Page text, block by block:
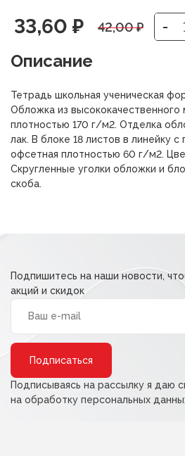
42,00₽
Первоначальная
цена
составляла
42,00 ₽.
33,60 ₽
Текущая
цена:
33,60 ₽.
-
Описание
Тетрадь школьная ученическая
Обложка из высококачественного
плотностью 170 г/м2. Отделка
лак. В блоке 18 листов в линейку с
офсетная плотностью 60 г/м2.
Скругленные уголки обложки и
скоба.
Подпишитесь на наши новости,
акций и скидок
Подписываясь на рассылку я даю
на обработку персональных